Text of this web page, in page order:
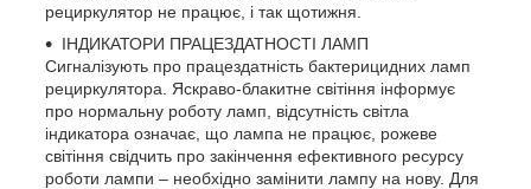
рециркулятор не працює, і так щотижня.
ІНДИКАТОРИ ПРАЦЕЗДАТНОСТІ ЛАМП
Сигналізують про працездатність бактерицидних ламп
рециркулятора. Яскраво-блакитне світіння інформує
про нормальну роботу ламп, відсутність світла
індикатора означає, що лампа не працює, рожеве
світіння свідчить про закінчення ефективного ресурсу
роботи лампи – необхідно замінити лампу на нову. Для